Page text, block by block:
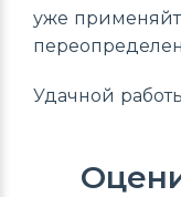
уже
Удачной